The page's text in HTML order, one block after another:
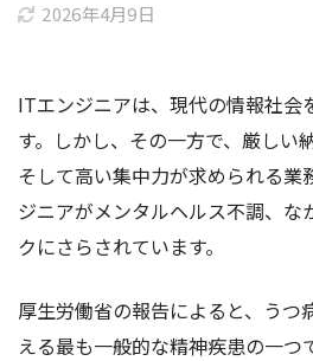
2026年4月9日
ITエンジニアは、現代の情報社会
す。しかし、その一方で、厳しい
そして高い集中力が求められる業
ジニアがメンタルヘルス不調、な
クにさらされています。
厚生労働省の報告によると、うつ
える最も一般的な精神疾患の一つ